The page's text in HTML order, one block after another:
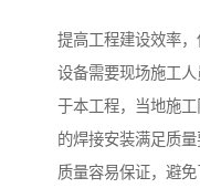
提高工程建设效率
设备需要现场施工
于本工程，当地施
的焊接安装满足质量
质量容易保证，避